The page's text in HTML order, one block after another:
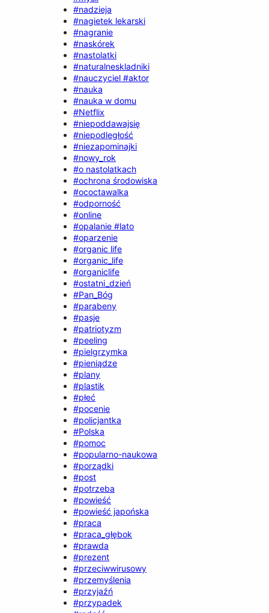
#nadzieja
#nagietek lekarski
#nagranie
#naskórek
#nastolatki
#naturalneskladniki
#nauczyciel #aktor
#nauka
#nauka w domu
#Netflix
#niepoddawajsię
#niepodległość
#niezapominajki
#nowy_rok
#o nastolatkach
#ochrona środowiska
#ococtawalka
#odporność
#online
#opalanie #lato
#oparzenie
#organic life
#organic_life
#organiclife
#ostatni_dzień
#Pan_Bóg
#parabeny
#pasje
#patriotyzm
#peeling
#pielgrzymka
#pieniądze
#plany
#plastik
#płeć
#pocenie
#policjantka
#Polska
#pomoc
#popularno-naukowa
#porządki
#post
#potrzeba
#powieść
#powieść japońska
#praca
#praca_głębok
#prawda
#prezent
#przeciwwirusowy
#przemyślenia
#przyjaźń
#przypadek